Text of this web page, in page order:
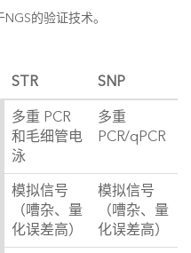
的验证技术。
STR
SNP
多重 PCR
和毛细管电
泳
多重
PCR/qPCR
模拟信号
（嘈杂、量
化误差高）
模拟信号
（嘈杂、量
化误差高）